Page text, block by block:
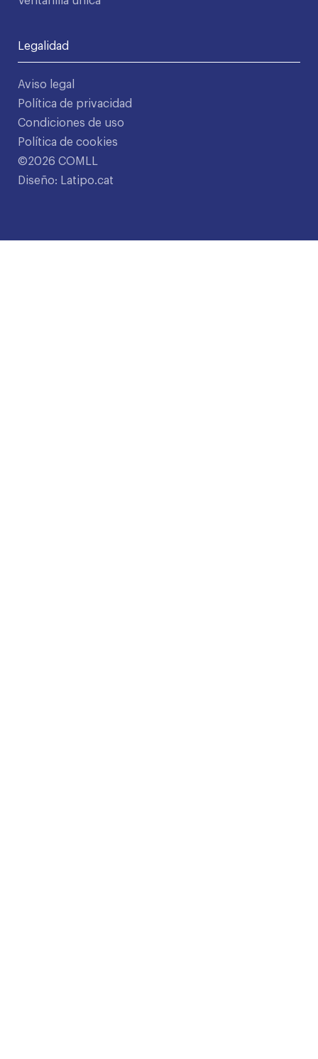
Legalidad
Aviso legal
Política de privacidad
Condiciones de uso
Política de cookies
©2026 COMLL
Diseño: Latipo.cat